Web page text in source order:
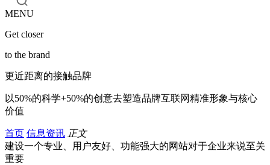
MENU
Get closer
to the brand
更近距离的接触品牌
以50%的科学+50%的创意去塑造品牌互联网精准形象与核心
价值
首页 信息资讯 正文
建设一个专业、用户友好、功能强大的网站对于企业来说至关
重要